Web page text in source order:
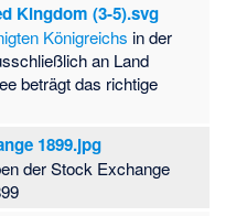
Kingdom (3-5).svg
Königreichs in der
an Land
beträgt das richtige
1899.jpg
der Stock Exchange